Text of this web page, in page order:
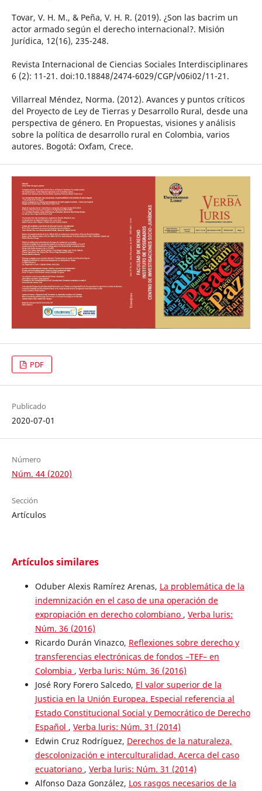
Tovar, V. H. M., & Peña, V. H. R. (2019). ¿Son las bacrim un
actor armado según el derecho internacional?. Misión
Jurídica, 12(16), 235-248.
Revista Internacional de Ciencias Sociales Interdisciplinares
6 (2): 11-21. doi:10.18848/2474-6029/CGP/v06i02/11-21.
Villarreal Méndez, Norma. (2012). Avances y puntos críticos
del Proyecto de Ley de Tierras y Desarrollo Rural, desde una
perspectiva de género. En Propuestas, visiones y análisis
sobre la política de desarrollo rural en Colombia, varios
autores. Bogotá: Oxfam, Crece.
PDF
Publicado
2020-07-01
Número
Núm. 44 (2020)
Sección
Artículos
Artículos similares
Oduber Alexis Ramírez Arenas, La problemática de la
indemnización en el caso de una operación de
expropiación en derecho colombiano , Verba luris:
Núm. 36 (2016)
Ricardo Durán Vinazco, Reflexiones sobre derecho y
transferencias electrónicas de fondos –TEF– en
Colombia , Verba luris: Núm. 36 (2016)
José Rory Forero Salcedo, El valor superior de la
Justicia en la Unión Europea. Especial referencia al
Estado Constitucional Social y Democrático de Derecho
Español , Verba luris: Núm. 31 (2014)
Edwin Cruz Rodríguez, Derechos de la naturaleza,
descolonización e interculturalidad. Acerca del caso
ecuatoriano , Verba luris: Núm. 31 (2014)
Alfonso Daza González, Los rasgos necesarios de la